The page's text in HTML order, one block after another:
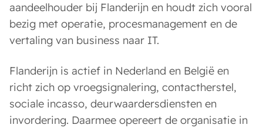
aandeelhouder bij Flanderijn en houdt zich vooral
bezig met operatie, procesmanagement en de
vertaling van business naar IT.
Flanderijn is actief in Nederland en België en
richt zich op vroegsignalering, contactherstel,
sociale incasso, deurwaardersdiensten en
invordering. Daarmee opereert de organisatie in